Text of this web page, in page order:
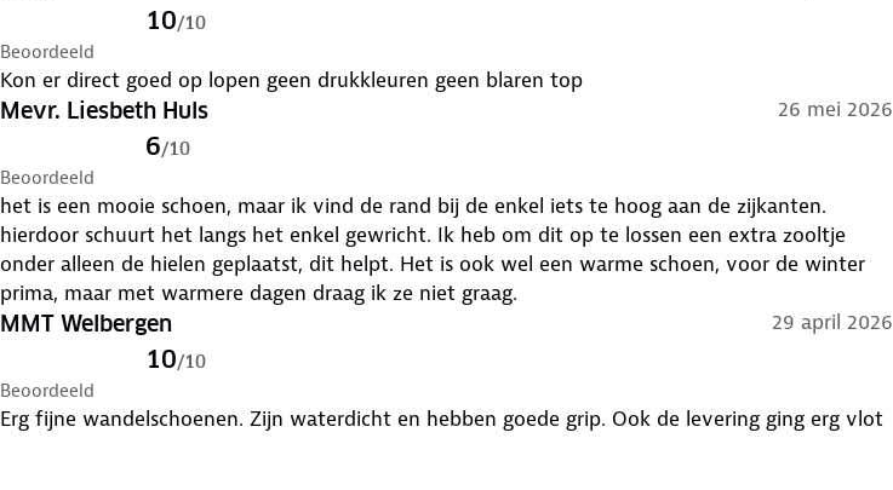
10/10
Beoordeeld
Kon er direct goed op lopen geen drukkleuren geen blaren top
Mevr. Liesbeth Huls 26 mei 2026
6/10
Beoordeeld
het is een mooie schoen, maar ik vind de rand bij de enkel iets te hoog aan de zijkanten.
hierdoor schuurt het langs het enkel gewricht. Ik heb om dit op te lossen een extra zooltje
onder alleen de hielen geplaatst, dit helpt. Het is ook wel een warme schoen, voor de winter
prima, maar met warmere dagen draag ik ze niet graag.
MMT Welbergen 29 april 2026
10/10
Beoordeeld
Erg fijne wandelschoenen. Zijn waterdicht en hebben goede grip. Ook de levering ging erg vlot